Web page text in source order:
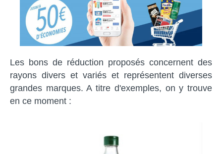
Les bons de réduction proposés concernent des
rayons divers et variés et représentent diverses
grandes marques. A titre d'exemples, on y trouve
en ce moment :